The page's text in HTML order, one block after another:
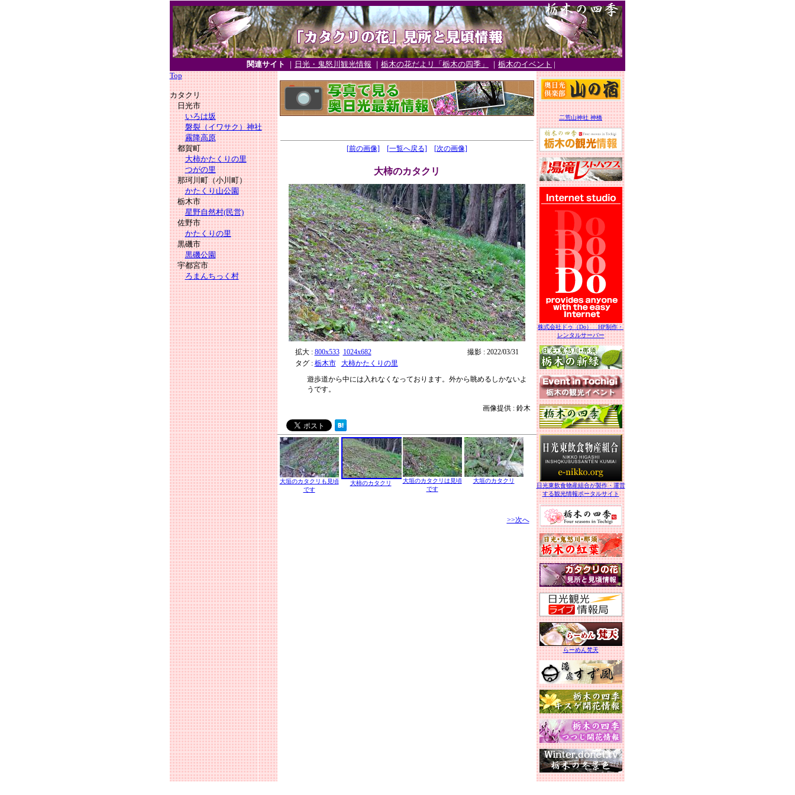
関連サイト ｜ 日光・鬼怒川観光情報 ｜ 栃木の花だよリ「栃木の四季」 ｜ 栃木のイベント |
Top
カタクリ
日光市
いろは坂
磐裂（イワサク）神社
霧降高原
都賀町
大柿かたくりの里
つがの里
那珂川町（小川町）
かたくり山公園
栃木市
星野自然村(民営)
佐野市
かたくりの里
黒磯市
黒磯公園
宇都宮市
ろまんちっく村
[前の画像] [一覧へ戻る] [次の画像]
大柿のカタクリ
拡大 : 800x533 1024x682
撮影 : 2022/03/31
タグ : 栃木市
大柿かたくりの里
遊歩道から中には入れなくなっております。外から眺めるしかないよ
うです。
画像提供 : 鈴木
大垣のカタクリも見頃
です
大柿のカタクリ
大垣のカタクリは見頃
です
大垣のカタクリ
>>次へ
二荒山神社 神橋
株式会社ドゥ（Do） HP制作・
レンタルサーバー
日光東飲食物産組合が製作・運営
する観光情報ポータルサイト
らーめん梵天